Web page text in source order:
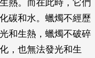
熱。而在此時，它們
碳和水。蠟燭不經歷
和生熱，蠟燭不破碎
，也無法發光和生